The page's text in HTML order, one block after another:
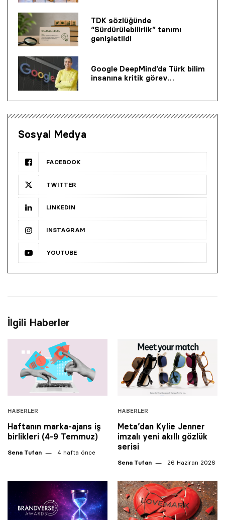
TDK sözlüğünde
“Sürdürülebilirlik” tanımı
genişletildi
Google DeepMind’da Türk bilim
insanına kritik görev…
Sosyal Medya
FACEBOOK
TWITTER
LINKEDIN
INSTAGRAM
YOUTUBE
İlgili Haberler
HABERLER
Haftanın marka-ajans iş
birlikleri (4-9 Temmuz)
Sena Tufan 4 hafta önce
HABERLER
Meta’dan Kylie Jenner
imzalı yeni akıllı gözlük
serisi
Sena Tufan 26 Haziran 2026